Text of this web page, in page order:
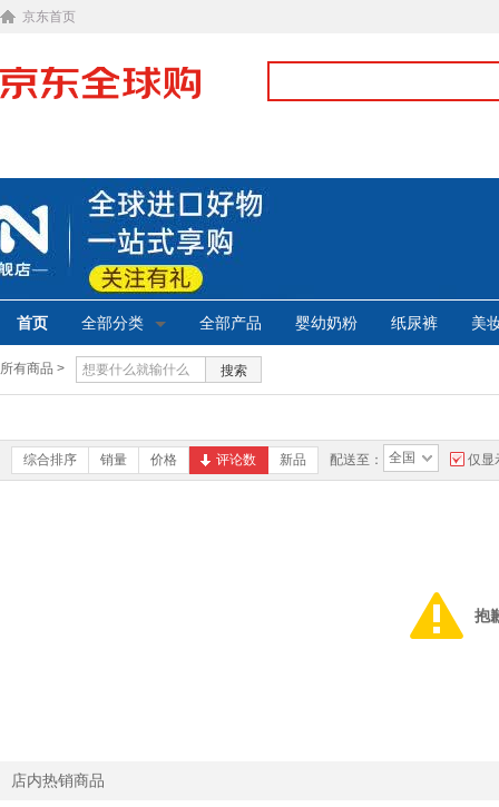
京东首页
首页 全部分类 全部产品 婴幼奶粉 纸尿裤 美
所有商品 > 搜索
综合排序 销量 价格 评论数 新品 配送至： 全国 仅显
抱
店内热销商品